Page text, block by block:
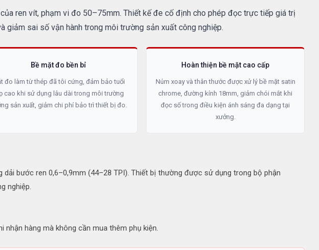
ren vít, phạm vi đo 50–75mm. Thiết kế đe cố định cho phép đọc trực tiếp giá trị
giảm sai số vận hành trong môi trường sản xuất công nghiệp.
Bề mặt đo bền bỉ
đo làm từ thép đã tôi cứng, đảm bảo tuổi
cao khi sử dụng lâu dài trong môi trường
sản xuất, giảm chi phí bảo trì thiết bị đo.
Hoàn thiện bề mặt cao cấp
Núm xoay và thân thước được xử lý bề mặt satin
chrome, đường kính 18mm, giảm chói mắt khi
đọc số trong điều kiện ánh sáng đa dạng tại
xưởng.
bước ren 0,6–0,9mm (44–28 TPI). Thiết bị thường được sử dụng trong bộ phận
nghiệp.
nhận hàng mà không cần mua thêm phụ kiện.